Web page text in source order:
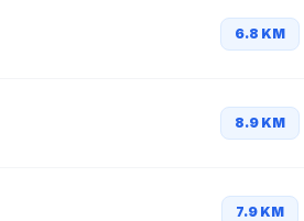
6.8 KM
8.9 KM
7.9 KM